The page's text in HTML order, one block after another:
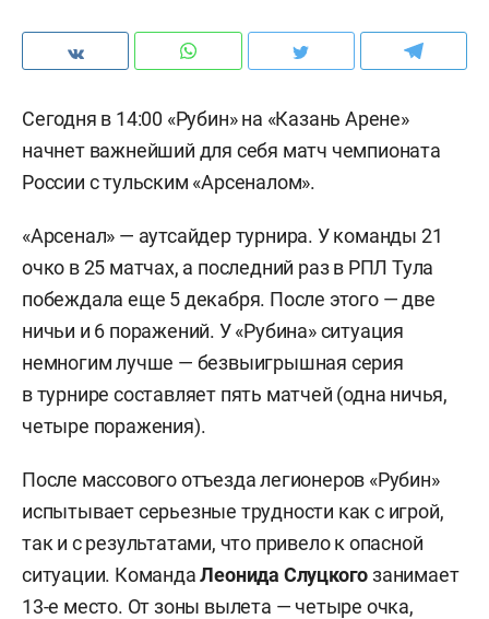
Сегодня в 14:00 «Рубин» на «Казань Арене»
начнет важнейший для себя матч чемпионата
России с тульским «Арсеналом».
«Арсенал» — аутсайдер турнира. У команды 21
очко в 25 матчах, а последний раз в РПЛ Тула
побеждала еще 5 декабря. После этого —две
ничьи и 6 поражений. У «Рубина» ситуация
немногим лучше — безвыигрышная серия
в турниресоставляет пять матчей (одна ничья,
четыре поражения).
После массового отъезда легионеров «Рубин»
испытывает серьезные трудности как с игрой,
так и с результатами, что привело к опасной
ситуации. КомандаЛеонида Слуцкогозанимает
13-е место. От зоны вылета — четыре очка,